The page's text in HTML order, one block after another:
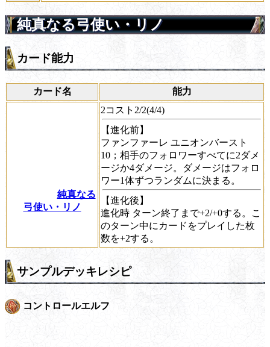
純真なる弓使い・リノ
カード能力
カード名 能力
純真なる
弓使い・リノ
2コスト2/2(4/4)
【進化前】
ファンファーレ ユニオンバースト
10；相手のフォロワーすべてに2ダメ
ージか4ダメージ。ダメージはフォロ
ワー1体ずつランダムに決まる。
【進化後】
進化時 ターン終了まで+2/+0する。こ
のターン中にカードをプレイした枚
数を+2する。
サンプルデッキレシピ
コントロールエルフ